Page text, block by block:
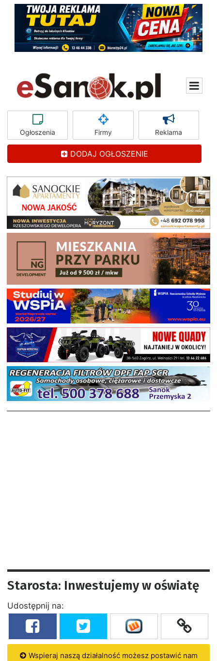
Ogłoszenia Firmy Reklama
DODAJ OGŁOSZENIE
Starosta: Inwestujemy w oświatę
Udostępnij na:
Wspieraj naszą działalność możesz postawić nam